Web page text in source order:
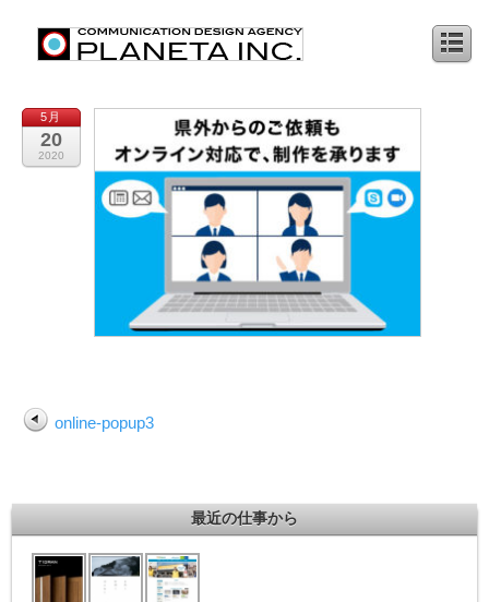
5月
20
2020
online-popup3
最近の仕事から